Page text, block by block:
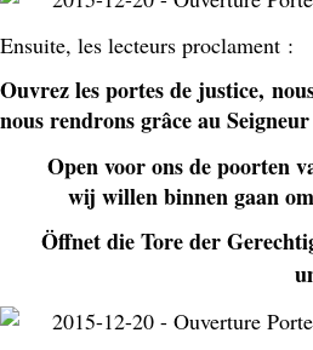
Ensuite, les lecteurs proclament :
Ouvrez les portes de justice,
nous rendrons grâce au
Open voor ons de poorten
wij willen binnen gaan
Öffnet die Tore der